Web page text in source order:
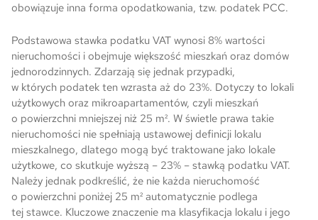
obowiązuje inna forma opodatkowania, tzw. podatek PCC.
Podstawowa stawka podatku VAT wynosi 8% wartości
nieruchomości i obejmuje większość mieszkań oraz domów
jednorodzinnych. Zdarzają się jednak przypadki,
w których podatek ten wzrasta aż do 23%. Dotyczy to lokali
użytkowych oraz mikroapartamentów, czyli mieszkań
o powierzchni mniejszej niż 25 m². W świetle prawa takie
nieruchomości nie spełniają ustawowej definicji lokalu
mieszkalnego, dlatego mogą być traktowane jako lokale
użytkowe, co skutkuje wyższą – 23% – stawką podatku VAT.
Należy jednak podkreślić, że nie każda nieruchomość
o powierzchni poniżej 25 m² automatycznie podlega
tej stawce. Kluczowe znaczenie ma klasyfikacja lokalu i jego